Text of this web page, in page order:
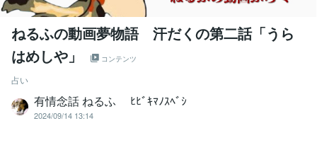
ねるふの動画夢物語 汗だくの第二話「うら
はめしや」
コンテンツ
占い
有情念話 ねるふ ﾋﾋﾞｷﾏﾉｽﾍﾞｼ
2024/09/14 13:14